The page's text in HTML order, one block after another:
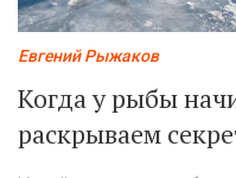
Евгений Рыжаков
Когда у рыбы
раскрываем
зимой и летом